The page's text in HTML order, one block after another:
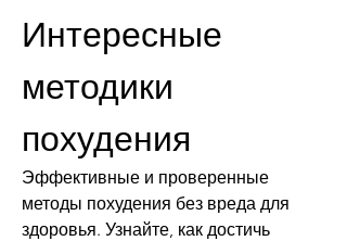
Интересные
методики
похудения
Эффективные и проверенные
методы похудения без вреда для
здоровья. Узнайте, как достичь